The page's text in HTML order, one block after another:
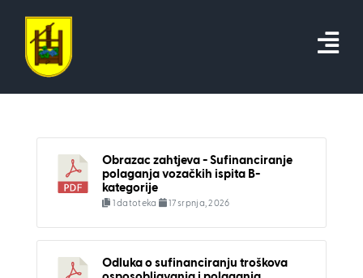
content
Obrazac zahtjeva - Sufinanciranje
polaganja vozačkih ispita B-
kategorije
1 datoteka 17 srpnja, 2026
Odluka o sufinanciranju troškova